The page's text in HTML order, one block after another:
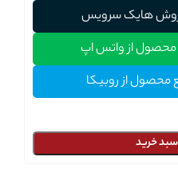
هایک سرویس
محصول از واتس اپ
محصول از روبیکا
خرید